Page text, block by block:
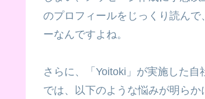
のプロフィールをじっくり読ん
ーなんですよね。
さらに、「Yoitoki」が実施した自
では、以下のような悩みが明らか